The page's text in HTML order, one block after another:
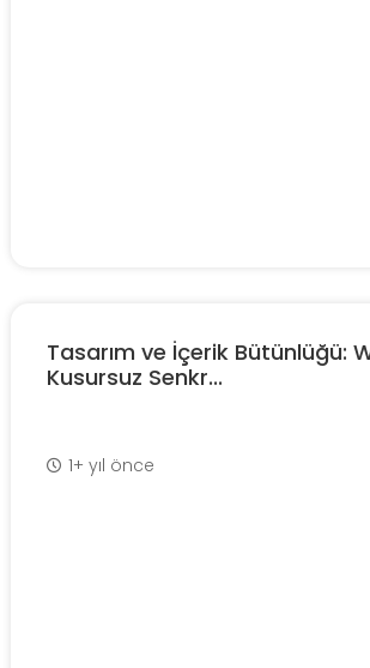
Tasarım ve İçerik Bütünlüğü:
Kusursuz Senkr...
1+ yıl önce